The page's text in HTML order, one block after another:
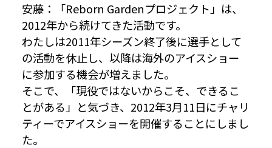
安藤：「Reborn Gardenプロジェクト」は、
2012年から続けてきた活動です。
わたしは2011年シーズン終了後に選手として
の活動を休止し、以降は海外のアイスショー
に参加する機会が増えました。
そこで、「現役ではないからこそ、できるこ
とがある」と気づき、2012年3月11日にチャリ
ティーでアイスショーを開催することにしまし
た。